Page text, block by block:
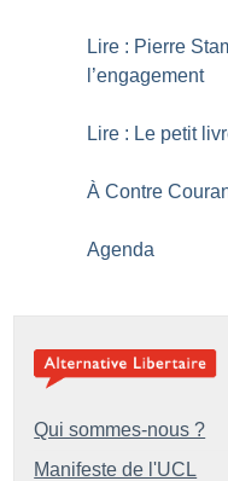
Lire : Pierre
l’engagement
Lire : Le petit
À Contre
Agenda
Qui sommes-nous ?
Manifeste de l'UCL